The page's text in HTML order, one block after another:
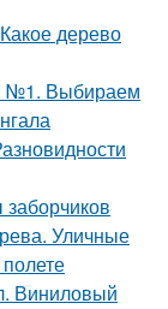
дерево
№1. Выбираем
Уличные
Виниловый